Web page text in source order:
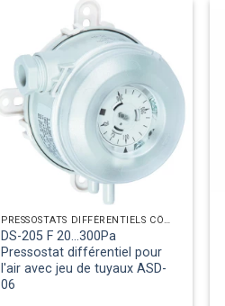
PRESSOSTATS DIFFÉRENTIELS CÔTÉ AIR
DS-205 F 20...300Pa
Pressostat différentiel pour
l'air avec jeu de tuyaux ASD-
06